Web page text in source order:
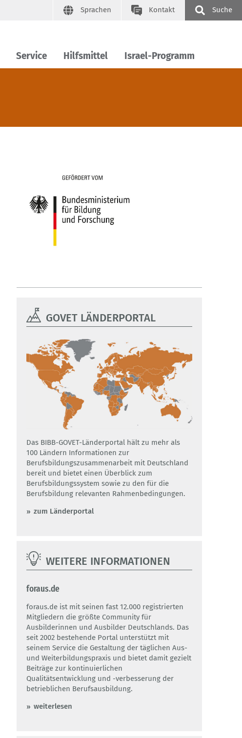
Sprachen Kontakt Suche
Service Hilfsmittel Israel-Programm
GOVET LÄNDERPORTAL
Das BIBB-GOVET-Länderportal hält zu mehr als
100 Ländern Informationen zur
Berufsbildungszusammenarbeit mit Deutschland
bereit und bietet einen Überblick zum
Berufsbildungssystem sowie zu den für die
Berufsbildung relevanten Rahmenbedingungen.
zum Länderportal
WEITERE INFORMATIONEN
foraus.de
foraus.de ist mit seinen fast 12.000 registrierten
Mitgliedern die größte Community für
Ausbilderinnen und Ausbilder Deutschlands. Das
seit 2002 bestehende Portal unterstützt mit
seinem Service die Gestaltung der täglichen Aus-
und Weiterbildungspraxis und bietet damit gezielt
Beiträge zur kontinuierlichen
Qualitätsentwicklung und -verbesserung der
betrieblichen Berufsausbildung.
weiterlesen